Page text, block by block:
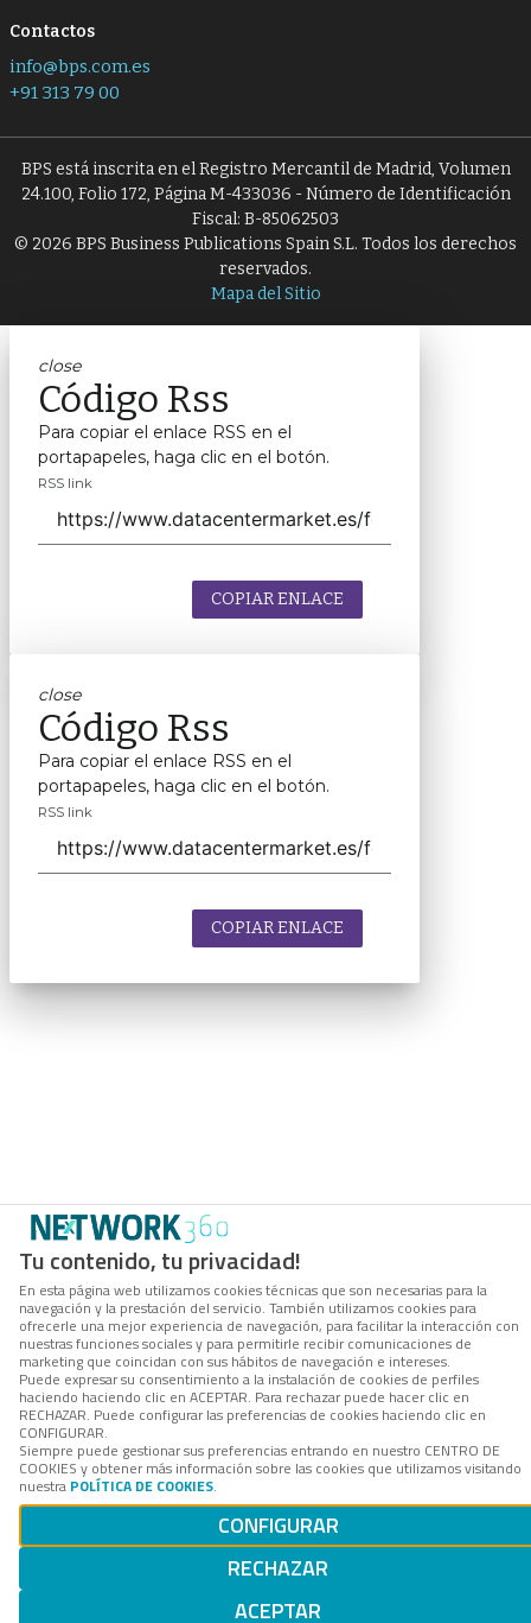
Tu contenido, tu privacidad!
En esta página web utilizamos cookies técnicas que son necesarias para la
navegación y la prestación del servicio. También utilizamos cookies para
ofrecerle una mejor experiencia de navegación, para facilitar la interacción con
nuestras funciones sociales y para permitirle recibir comunicaciones de
marketing que coincidan con sus hábitos de navegación e intereses.
Puede expresar su consentimiento a la instalación de cookies de perfiles
haciendo haciendo clic en ACEPTAR. Para rechazar puede hacer clic en
RECHAZAR. Puede configurar las preferencias de cookies haciendo clic en
CONFIGURAR.
Siempre puede gestionar sus preferencias entrando en nuestro CENTRO DE
COOKIES y obtener más información sobre las cookies que utilizamos visitando
nuestra POLÍTICA DE COOKIES.
CONFIGURAR
RECHAZAR
ACEPTAR
Contactos
info@bps.com.es
+91 313 79 00
BPS está inscrita en el Registro Mercantil de Madrid, Volumen
24.100, Folio 172, Página M-433036 - Número de Identificación
Fiscal: B-85062503
© 2026 BPS Business Publications Spain S.L. Todos los derechos
reservados.
Mapa del Sitio
close
Código Rss
Para copiar el enlace RSS en el
portapapeles, haga clic en el botón.
RSS link
COPIAR ENLACE
close
Código Rss
Para copiar el enlace RSS en el
portapapeles, haga clic en el botón.
RSS link
COPIAR ENLACE